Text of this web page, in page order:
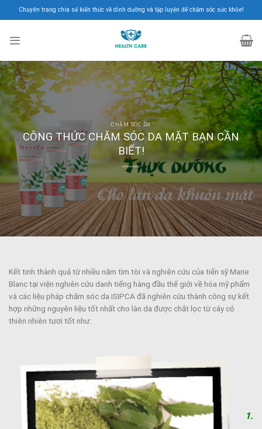
to
Chuyên trang chia sẻ kiến thức về dinh dưỡng và tập luyện để chăm sóc sức khỏe!
CHĂM SÓC DA
CÔNG THỨC CHĂM SÓC DA MẶT BẠN CẦN
BIẾT!
Kết tinh thành quả từ nhiều năm tìm tòi và nghiên cứu của tiến sỹ Marie
Blanc tại viện nghiên cứu danh tiếng hàng đầu thế giới về hóa mỹ phẩm
và các liệu pháp chăm sóc da ISIPCA đã nghiên cứu thành công sự kết
hợp những nguyên liệu tốt nhất cho làn da được chắt lọc từ cây cỏ
thiên nhiên tươi tốt như:
1.